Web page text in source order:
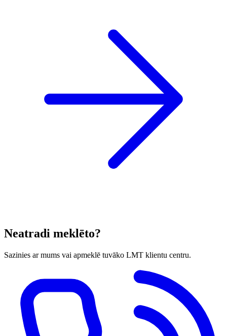
Neatradi meklēto?
Sazinies ar mums vai apmeklē tuvāko LMT klientu centru.